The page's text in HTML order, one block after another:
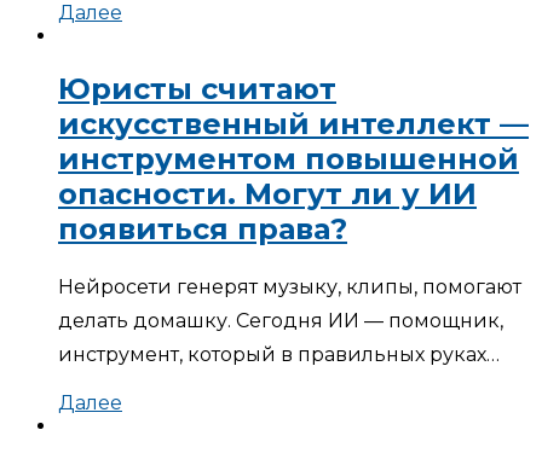
Далее
Юристы считают
искусственный интеллект —
инструментом повышенной
опасности. Могут ли у ИИ
появиться права?
Нейросети генерят музыку, клипы, помогают
делать домашку. Сегодня ИИ — помощник,
инструмент, который в правильных руках…
Далее